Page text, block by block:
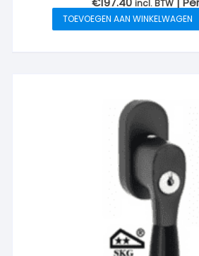
incl. BTW
TOEVOEGEN AAN WINKELWAGEN